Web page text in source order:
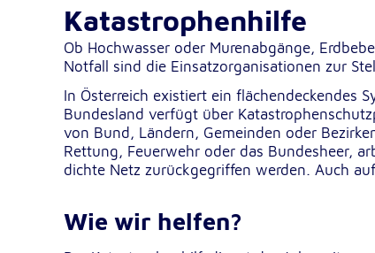
Katastrophenhilfe
Ob Hochwasser oder Murenabgänge,
Notfall sind die Einsatzorganisationen zur
In Österreich existiert ein flächendeckendes
Bundesland verfügt über
von Bund, Ländern, Gemeinden oder
Rettung, Feuerwehr oder das Bundesheer,
dichte Netz zurückgegriffen werden. Auch
Wie wir helfen?
und sind für die einwandfreie Funktion der Website
erforderlich.
Google Analytics Opt-Out-Cookie
Name: gaOptout
Zweck:
Dieser Cookie speichert die
Einverständnisoption bezüglich
Analytics Opt-Out